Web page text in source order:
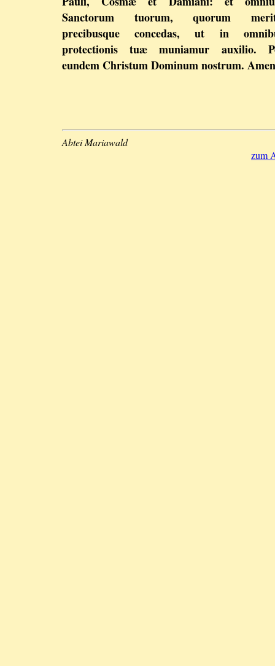
Sanctorum tuorum, quorum
precibusque concedas, ut in
protectionis tuæ muniamur auxilio.
eundem Christum Dominum nostrum.
Abtei Mariawald
zum